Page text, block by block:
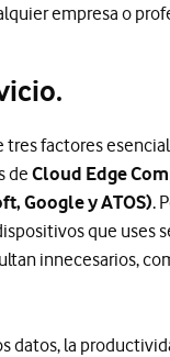
empresa o
factores
de Cloud Edge
Google y ATOS).
que uses
innecesarios,
datos, la